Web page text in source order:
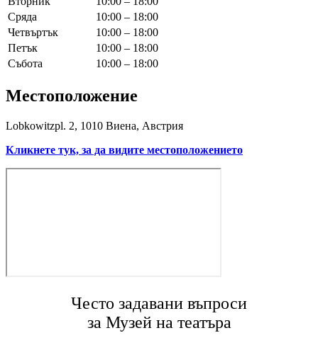
Сряда
10:00 – 18:00
Четвъртък
10:00 – 18:00
Петък
10:00 – 18:00
Събота
10:00 – 18:00
Местоположение
Lobkowitzpl. 2, 1010 Виена, Австрия
Кликнете тук, за да видите местоположението
Често задавани въпроси
за Музей на театъра